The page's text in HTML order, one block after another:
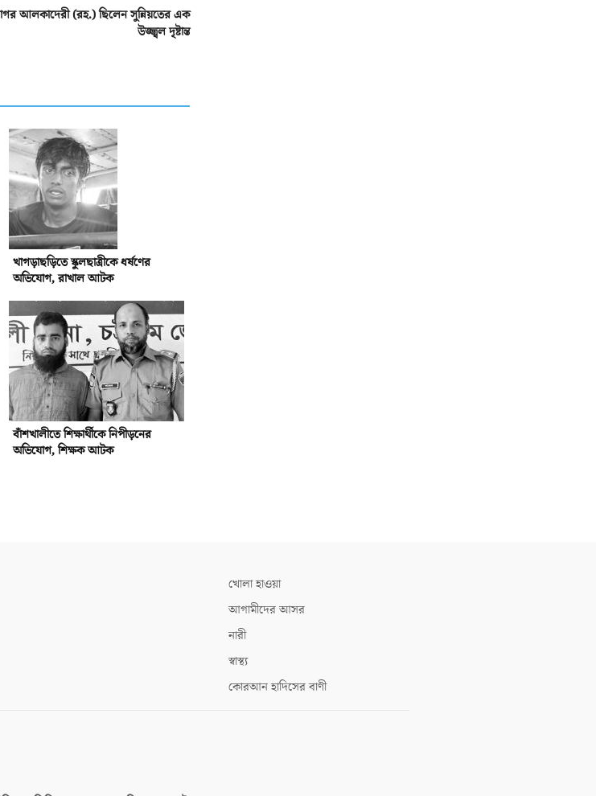
আলকাদেরী (রহ.) ছিলেন সুন্নিয়তের এক
উজ্জ্বল দৃষ্টান্ত
খাগড়াছড়িতে স্কুলছাত্রীকে ধর্ষণের
অভিযোগ, রাখাল আটক
বাঁশখালীতে শিক্ষার্থীকে নিপীড়নের
অভিযোগ, শিক্ষক আটক
খোলা হাওয়া
আগামীদের আসর
নারী
স্বাস্থ্য
কোরআন হাদিসের বাণী